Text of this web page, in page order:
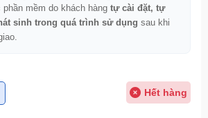
mềm do khách hàng tự cài đặt, tự
sinh trong quá trình sử dụng sau khi
Hết hàng